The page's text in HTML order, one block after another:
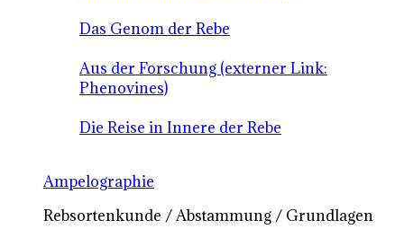
Das Genom der Rebe
Aus der Forschung (externer Link:
Phenovines)
Die Reise in Innere der Rebe
Ampelographie
Rebsortenkunde / Abstammung / Grundlagen